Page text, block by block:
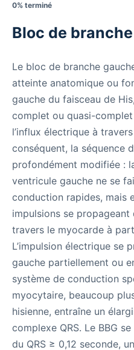
0% terminé
Bloc de
Le bloc de branche
atteinte anatomique ou
gauche du faisceau de
complet ou quasi-
l’influx électrique à
conséquent, la séquence
profondément modifiée :
ventricule gauche ne se
conduction rapides, mais
impulsions se
travers le myocarde à
L’impulsion électrique se
gauche partiellement ou
système de conduction
myocytaire, beaucoup
hisienne, entraîne un
complexe QRS. Le BBG
du QRS ≥ 0,12 seconde,